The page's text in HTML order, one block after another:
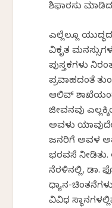
ಶಿಫಾರಸು
ಎಲ್ಲೆಲ್ಲೂ
ವಿಕೃತ
ಪುಸ್ತಕಗಳು
ಪ್ರವಾಹದಂತೆ
ಆಲಿವ್
ಜೀವನವು
ಅವಳು ಯಾವುದೇ
ಜನರಿಗೆ ಅವಳ
ಭರವಸೆ
ನೆರಳಿನಲ್ಲಿ, ಡಾ.
ಧ್ಯಾನ-
ವಿವಿಧ